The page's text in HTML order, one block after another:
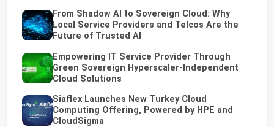
From Shadow AI to Sovereign Cloud: Why
Local Service Providers and Telcos Are the
Future of Trusted AI
Empowering IT Service Provider Through
Green Sovereign Hyperscaler-Independent
Cloud Solutions
Siaflex Launches New Turkey Cloud
Computing Offering, Powered by HPE and
CloudSigma